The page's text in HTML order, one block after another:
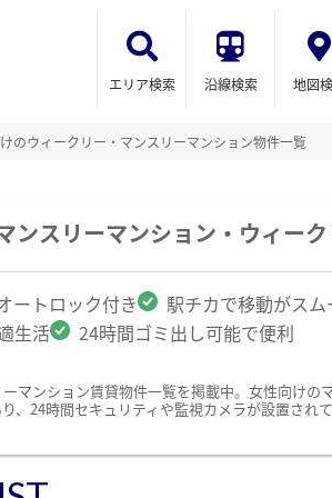
エリア検索 沿線検索 地図
のウィークリー・マンスリーマンション物件一覧
ンスリーマンション・ウィー
ートロック付き 駅チカで移動がスム
生活
24時間ゴミ出し可能で便利
マンション賃貸物件一覧を掲載中。女性向け
、24時間セキュリティや監視カメラが設置さ